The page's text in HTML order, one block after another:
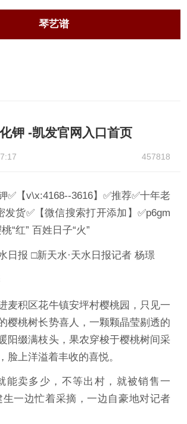
琴艺谱
钾 -凯发官网入口首页
457818
✅【v\x:4168--3616】✅推荐✅十年老
发货✅【微信搜索打开添加】✅p6gm
“红” 百姓日子“火”
日报 □新天水·天水日报记者 杨璟
麦积区花牛镇安坪村樱桃园，只见一
樱桃树长势喜人，一颗颗晶莹剔透的
阳缀满枝头，果农穿梭于樱桃树间采
脸上洋溢着丰收的喜悦。
能卖多少，不等出村，就被销售一
生一边忙着采摘，一边自豪地对记者